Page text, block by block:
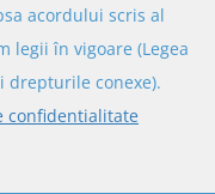
acordului scris al
legii în vigoare (Legea
drepturile conexe).
confidentialitate